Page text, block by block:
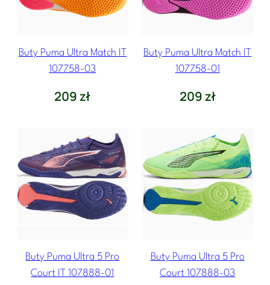
Buty Puma Ultra Match IT
107758-03
209 zł
Buty Puma Ultra Match IT
107758-01
209 zł
Buty Puma Ultra 5 Pro
Court IT 107888-01
Buty Puma Ultra 5 Pro
Court 107888-03